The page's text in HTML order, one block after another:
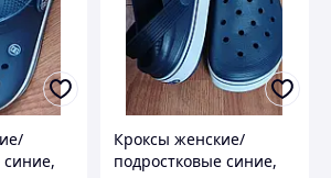
синие,
Кроксы женские/
подростковые синие,